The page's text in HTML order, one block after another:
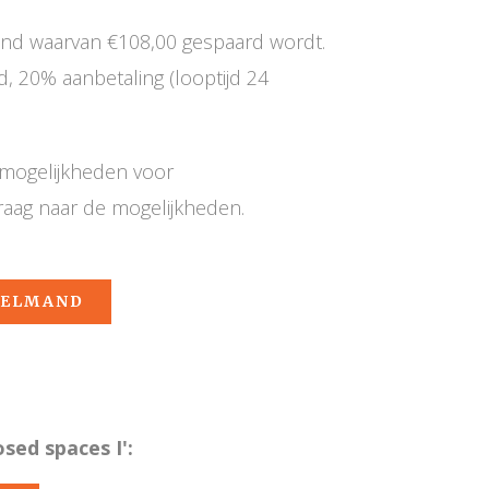
waarvan €108,00 gespaard wordt.
20% aanbetaling (looptijd 24
voor
naar de mogelijkheden.
spaces I':